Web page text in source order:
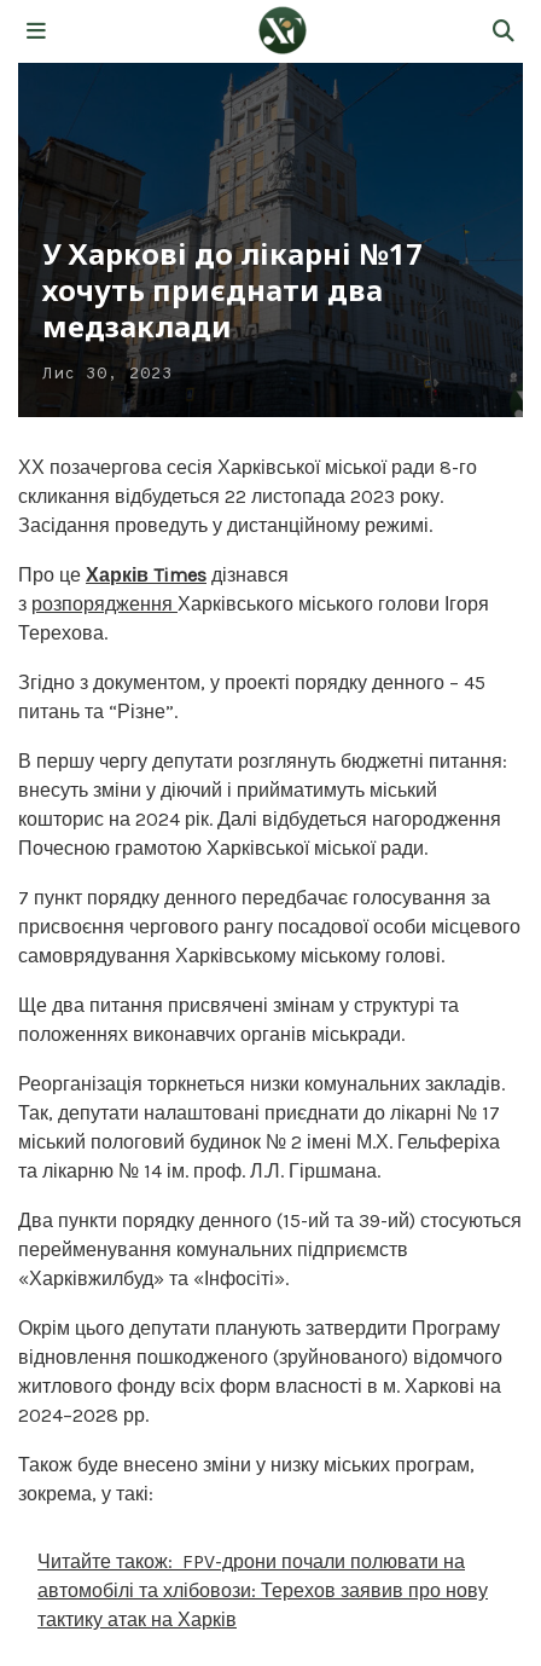
У Харкові до лікарні №17
хочуть приєднати два
медзаклади
Лис 30, 2023
ХХ позачергова сесія Харківської міської ради 8-го
скликання відбудеться 22 листопада 2023 року.
Засідання проведуть у дистанційному режимі.
Про це Харків Times дізнався
з розпорядження Харківського міського голови Ігоря
Терехова.
Згідно з документом, у проекті порядку денного – 45
питань та “Різне”.
В першу чергу депутати розглянуть бюджетні питання:
внесуть зміни у діючий і прийматимуть міський
кошторис на 2024 рік. Далі відбудеться нагородження
Почесною грамотою Харківської міської ради.
7 пункт порядку денного передбачає голосування за
присвоєння чергового рангу посадової особи місцевого
самоврядування Харківському міському голові.
Ще два питання присвячені змінам у структурі та
положеннях виконавчих органів міськради.
Реорганізація торкнеться низки комунальних закладів.
Так, депутати налаштовані приєднати до лікарні № 17
міський пологовий будинок № 2 імені М.Х. Гельферіха
та лікарню № 14 ім. проф. Л.Л. Гіршмана.
Два пункти порядку денного (15-ий та 39-ий) стосуються
перейменування комунальних підприємств
«Харківжилбуд» та «Інфосіті».
Окрім цього депутати планують затвердити Програму
відновлення пошкодженого (зруйнованого) відомчого
житлового фонду всіх форм власності в м. Харкові на
2024–2028 рр.
Також буде внесено зміни у низку міських програм,
зокрема, у такі:
Читайте також: FPV-дрони почали полювати на
автомобілі та хлібовози: Терехов заявив про нову
тактику атак на Харків